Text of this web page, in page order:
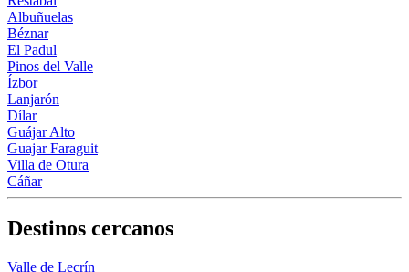
Albuñuelas
Béznar
El Padul
Pinos del Valle
Ízbor
Lanjarón
Dílar
Guájar Alto
Guajar Faraguit
Villa de Otura
Cáñar
Destinos cercanos
Valle de Lecrín